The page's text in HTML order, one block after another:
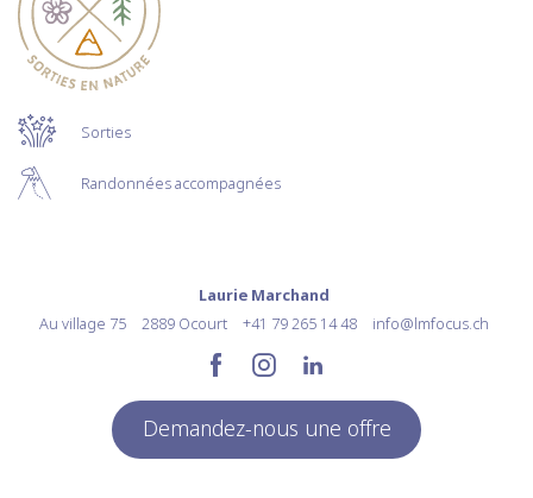
Sorties
Randonnées accompagnées
Laurie Marchand
Au village 75
2889 Ocourt +41 79 265 14 48 info@lmfocus.ch
Demandez-nous une offre